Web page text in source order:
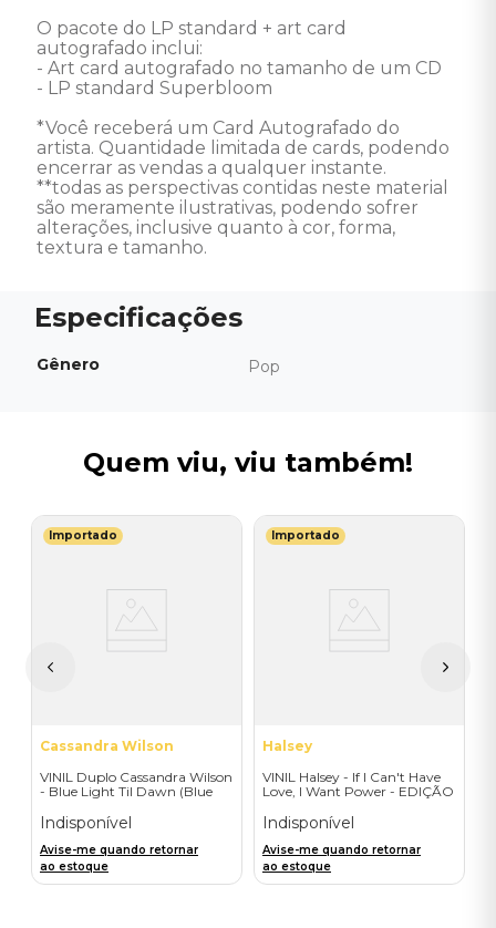
O pacote do LP standard + art card
autografado inclui:
- Art card autografado no tamanho de um CD
- LP standard Superbloom
*Você receberá um Card Autografado do
artista. Quantidade limitada de cards, podendo
encerrar as vendas a qualquer instante.
**todas as perspectivas contidas neste material
são meramente ilustrativas, podendo sofrer
alterações, inclusive quanto à cor, forma,
textura e tamanho.
Gênero Pop
Quem viu, viu também!
Importado
Cassandra Wilson
VINIL Duplo Cassandra Wilson
- Blue Light Til Dawn (Blue
Indisponível
Avise-me quando retornar
ao estoque
Importado
Halsey
VINIL Halsey - If I Can't Have
Love, I Want Power - EDIÇÃO
TRANSPARENT ORANGE
Indisponível
Avise-me quando retornar
ao estoque